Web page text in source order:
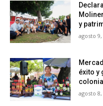
y
agosto 9,
éxito y
agosto 8,